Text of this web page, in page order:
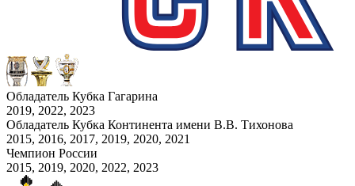
Обладатель Кубка Гагарина
2019, 2022, 2023
Обладатель Кубка Континента имени В.В. Тихонова
2015, 2016, 2017, 2019, 2020, 2021
Чемпион России
2015, 2019, 2020, 2022, 2023